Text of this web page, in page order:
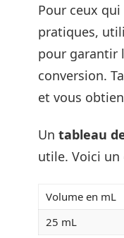
Pour ceux
pratiques,
pour garantir
conversion.
et vous
Un tableau
utile. Voici un
Volume en mL
25 mL